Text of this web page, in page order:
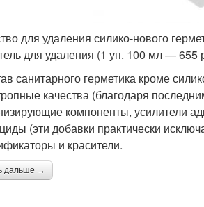
для удаления силико-нового
для удаления (1 уп. 100 мл — 655
санитарного герметика кроме
качества (благодаря
компоненты, усилители
(эти добавки практически
и красители.
дальше →